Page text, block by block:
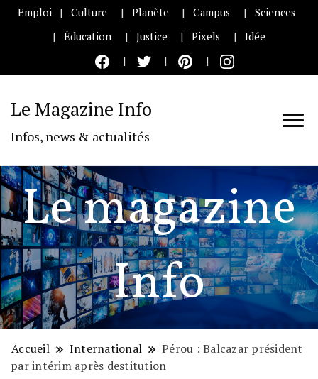
Emploi Culture Planète Campus
Sciences
Éducation
Justice Pixels Idée
Le Magazine Info
Infos, news & actualités
Le magazine
Info
Accueil International
Pérou : Balcazar président
par intérim après destitution